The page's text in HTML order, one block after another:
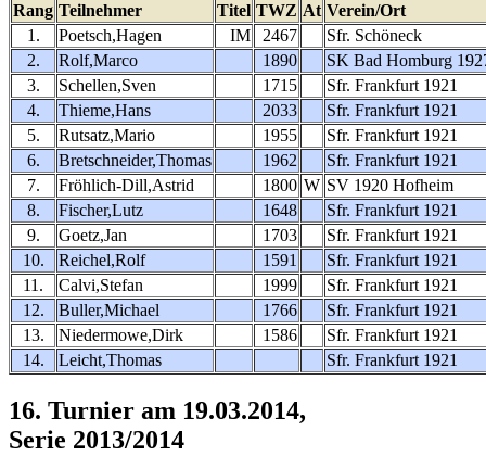
Rang Teilnehmer Titel TWZ At Verein/Ort
1.
Poetsch,Hagen IM 2467
Sfr. Schöneck
2.
Rolf,Marco 1890
SK Bad Homburg
3.
Schellen,Sven 1715
Sfr. Frankfurt 1921
4.
Thieme,Hans 2033
Sfr. Frankfurt 1921
5.
Rutsatz,Mario 1955
Sfr. Frankfurt 1921
6.
Bretschneider,Thomas 1962
Sfr. Frankfurt 1921
7.
Fröhlich-Dill,Astrid 1800 W SV 1920 Hofheim
8.
Fischer,Lutz 1648
Sfr. Frankfurt 1921
9.
Goetz,Jan 1703
Sfr. Frankfurt 1921
10.
Reichel,Rolf 1591
Sfr. Frankfurt 1921
11.
Calvi,Stefan 1999
Sfr. Frankfurt 1921
12.
Buller,Michael 1766
Sfr. Frankfurt 1921
13.
Niedermowe,Dirk 1586
Sfr. Frankfurt 1921
14.
Leicht,Thomas Sfr. Frankfurt 1921
16. Turnier am 19.03.2014,
Serie 2013/2014